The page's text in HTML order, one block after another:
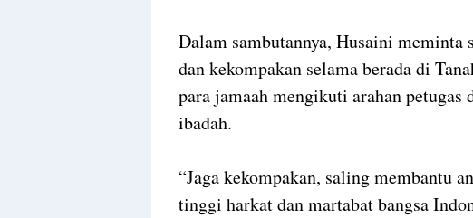
Dalam sambutannya, Husaini meminta
dan kekompakan selama berada di
para jamaah mengikuti arahan
ibadah.
“Jaga kekompakan, saling membantu
tinggi harkat dan martabat bangsa